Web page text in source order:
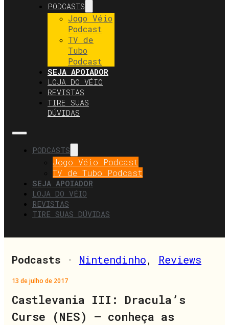
PODCASTS
Jogo Véio
Podcast
TV de
Tubo
Podcast
SEJA APOIADOR
LOJA DO VÉIO
REVISTAS
TIRE SUAS
DÚVIDAS
PODCASTS
Jogo Véio Podcast
TV de Tubo Podcast
SEJA APOIADOR
LOJA DO VÉIO
REVISTAS
TIRE SUAS DÚVIDAS
Podcasts · Nintendinho, Reviews
13 de julho de 2017
Castlevania III: Dracula’s
Curse (NES) – conheça as